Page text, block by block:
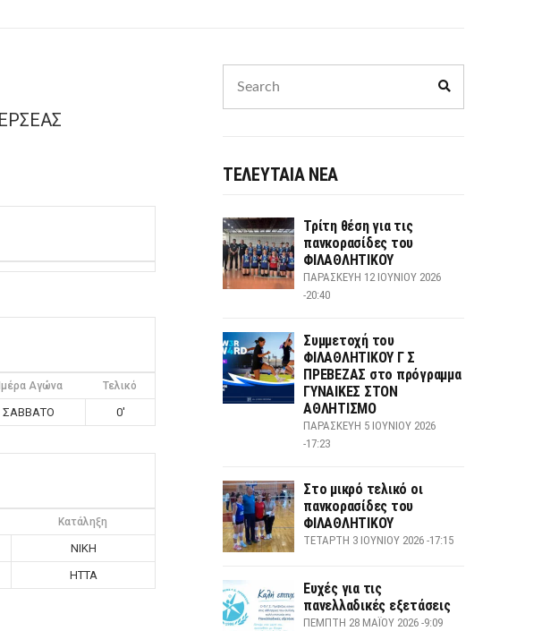
Αγώνα Τελικό
ΣΑΒΒΑΤΟ 0'
Κατάληξη
ΝΙΚΗ
ΗΤΤΑ
for:
ΤΕΛΕΥΤΑΙΑ ΝΕΑ
Τρίτη θέση για τις
πανκορασίδες του
ΦΙΛΑΘΛΗΤΙΚΟΥ
ΠΑΡΑΣΚΕΥΉ 12 ΙΟΥΝΊΟΥ 2026
-20:40
Συμμετοχή του
ΦΙΛΑΘΛΗΤΙΚΟΥ Γ Σ
ΠΡΕΒΕΖΑΣ στο πρόγραμμα
ΓΥΝΑΙΚΕΣ ΣΤΟΝ
ΑΘΛΗΤΙΣΜΟ
ΠΑΡΑΣΚΕΥΉ 5 ΙΟΥΝΊΟΥ 2026
-17:23
Στο μικρό τελικό οι
πανκορασίδες του
ΦΙΛΑΘΛΗΤΙΚΟΥ
ΤΕΤΆΡΤΗ 3 ΙΟΥΝΊΟΥ 2026 -17:15
Ευχές για τις
πανελλαδικές εξετάσεις
ΠΈΜΠΤΗ 28 ΜΑΪ́ΟΥ 2026 -9:09